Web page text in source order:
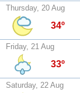
Thursday, 20 Aug
34º
Friday, 21 Aug
33º
Saturday, 22 Aug